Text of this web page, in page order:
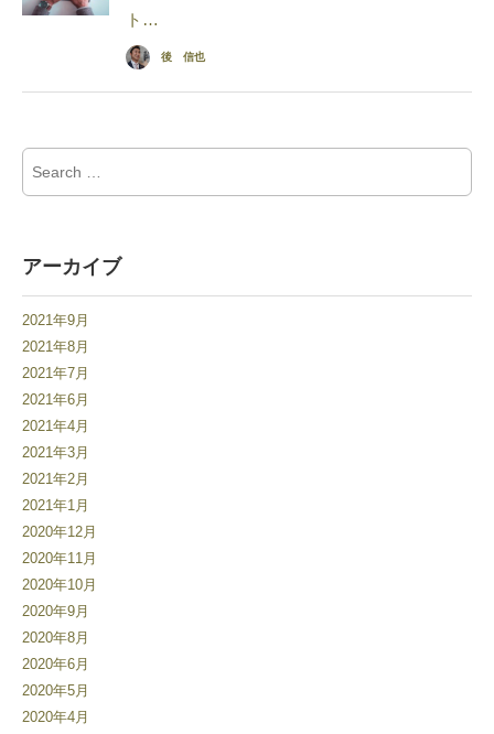
ト…
後 信也
アーカイブ
2021年9月
2021年8月
2021年7月
2021年6月
2021年4月
2021年3月
2021年2月
2021年1月
2020年12月
2020年11月
2020年10月
2020年9月
2020年8月
2020年6月
2020年5月
2020年4月